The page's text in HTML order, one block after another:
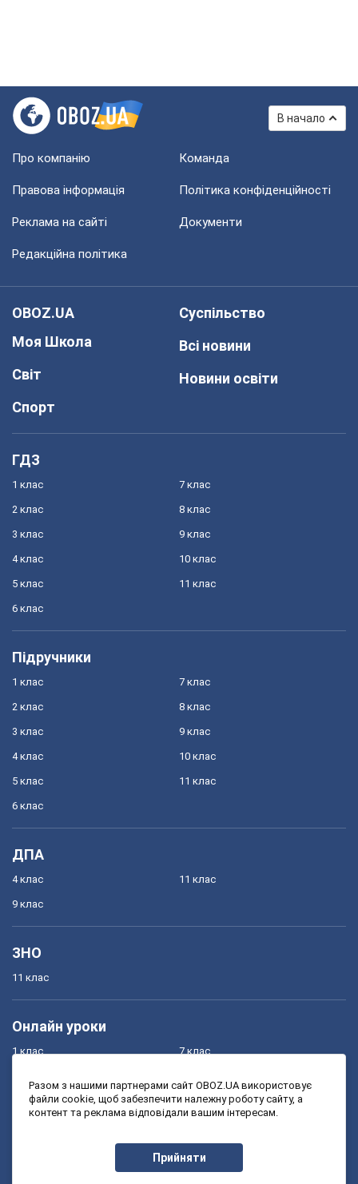
В начало
Про компанію Команда
Правова інформація Політика конфіденційності
Реклама на сайті Документи
Редакційна політика
OBOZ.UA
Моя Школа
Світ
Спорт
Суспільство
Всі новини
Новини освіти
ГДЗ
1 клас
2 клас
3 клас
4 клас
5 клас
6 клас
7 клас
8 клас
9 клас
10 клас
11 клас
Підручники
1 клас
2 клас
3 клас
4 клас
5 клас
6 клас
7 клас
8 клас
9 клас
10 клас
11 клас
ДПА
4 клас
9 клас
11 клас
ЗНО
11 клас
Онлайн уроки
1 клас
3 клас
7 клас
9 клас
Разом з нашими партнерами сайт OBOZ.UA використовує
файли cookie, щоб забезпечити належну роботу сайту, а
контент та реклама відповідали вашим інтересам.
Прийняти